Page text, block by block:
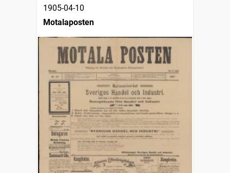
1905-04-10
Motalaposten